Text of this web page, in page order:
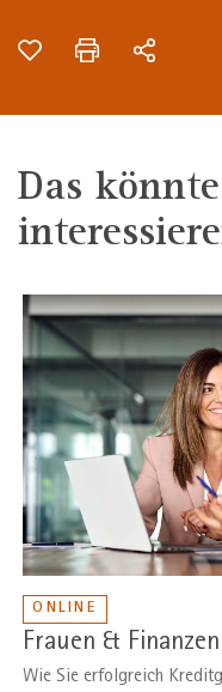
Das
ONLINE
Frauen &
Wie Sie erfolgreich